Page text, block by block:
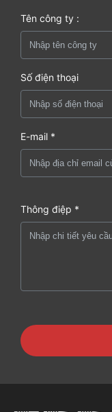
Tên công ty :
Số điện thoại
E-mail *
Thông điệp *